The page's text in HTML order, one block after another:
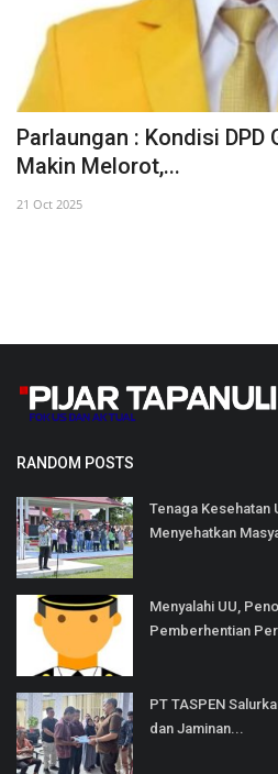
Parlaungan : Kondisi DPD
Makin Melorot,...
21 Oct 2025
RANDOM POSTS
Tenaga Kesehatan
Menyehatkan
Menyalahi UU,
Pemberhentian
PT TASPEN
dan Jaminan...